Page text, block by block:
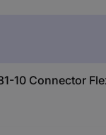
Connector